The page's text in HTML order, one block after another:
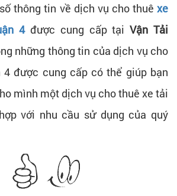
thông tin về dịch vụ cho thuê xe
4được cung cấp tạiVận Tải
những thông tin của dịch vụ cho
được cung cấp có thể giúp bạn
mình một dịch vụ cho thuê xe tải
với nhu cầu sử dụng của quý